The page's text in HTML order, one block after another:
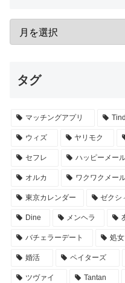
タグ
マッチングアプリ
ウィズ ヤリモク
セフレ ハッピーメー
オルカ ワクワクメー
東京カレンダー ゼクシ
Dine メンヘラ
バチェラーデート 処女
婚活 ペイターズ
ツヴァイ Tantan